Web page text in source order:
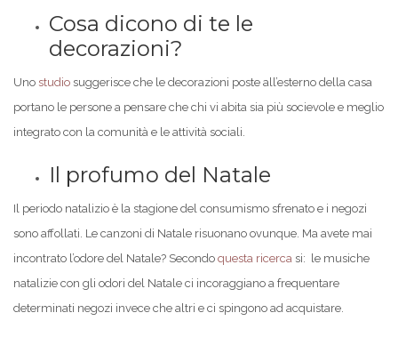
Cosa dicono di te le
decorazioni?
Uno studio suggerisce che le decorazioni poste all’esterno della casa
portano le persone a pensare che chi vi abita sia più socievole e meglio
integrato con la comunità e le attività sociali.
Il profumo del Natale
Il periodo natalizio è la stagione del consumismo sfrenato e i negozi
sono affollati. Le canzoni di Natale risuonano ovunque. Ma avete mai
incontrato l’odore del Natale? Secondo questa ricerca si: le musiche
natalizie con gli odori del Natale ci incoraggiano a frequentare
determinati negozi invece che altri e ci spingono ad acquistare.